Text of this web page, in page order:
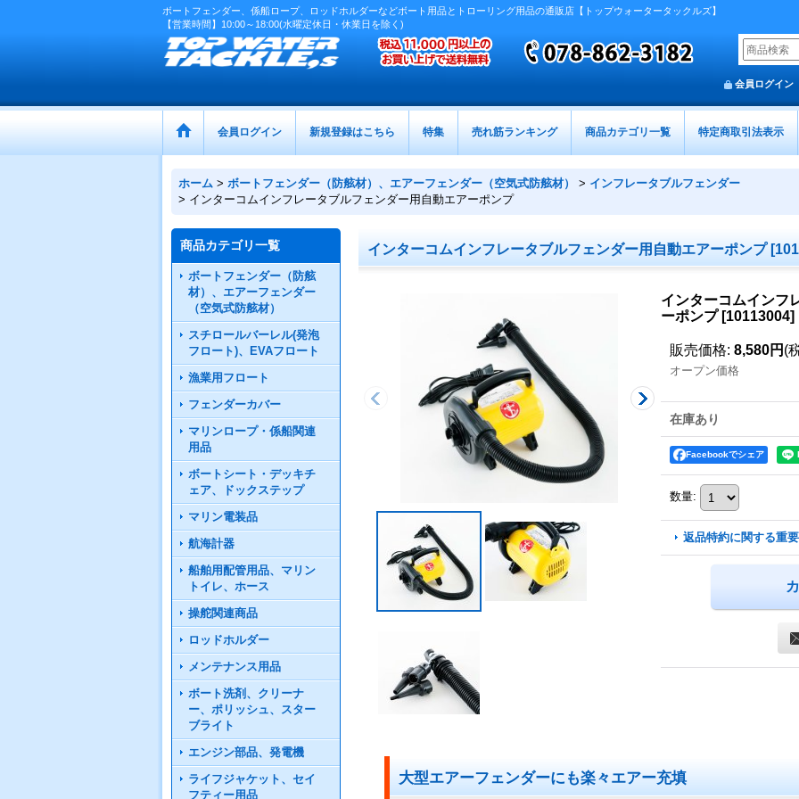
ボートフェンダー、係船ロープ、ロッドホルダーなどボート用品とトローリング用品の通販店【トップウォータータックルズ】
【営業時間】10:00～18:00(水曜定休日・休業日を除く)
会員ログイン
会員ログイン 新規登録はこちら 特集 売れ筋ランキング 商品カテゴリ一覧 特定商取引法表示
ホーム > ボートフェンダー（防舷材）、エアーフェンダー（空気式防舷材） > インフレータブルフェンダー
> インターコムインフレータブルフェンダー用自動エアーポンプ
商品カテゴリ一覧
ボートフェンダー（防舷
材）、エアーフェンダー
（空気式防舷材）
スチロールバーレル(発泡
フロート)、EVAフロート
漁業用フロート
フェンダーカバー
マリンロープ・係船関連
用品
ボートシート・デッキチ
ェア、ドックステップ
マリン電装品
航海計器
船舶用配管用品、マリン
トイレ、ホース
操舵関連商品
ロッドホルダー
メンテナンス用品
ボート洗剤、クリーナ
ー、ポリッシュ、スター
ブライト
エンジン部品、発電機
ライフジャケット、セイ
フティー用品
インターコムインフレータブルフェンダー用自動エアーポンプ [
インターコムインフ
ーポンプ [10113004]
販売価格: 8,580円 (
オープン価格
在庫あり
Facebookでシェア
数量:
返品特約に関する重
大型エアーフェンダーにも楽々エアー充填